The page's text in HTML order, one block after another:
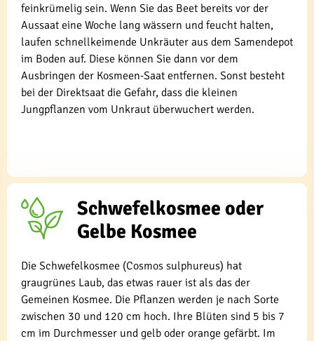
feinkrümelig sein. Wenn Sie das Beet bereits vor der
Aussaat eine Woche lang wässern und feucht halten,
laufen schnellkeimende Unkräuter aus dem Samendepot
im Boden auf. Diese können Sie dann vor dem
Ausbringen der Kosmeen-Saat entfernen. Sonst besteht
bei der Direktsaat die Gefahr, dass die kleinen
Jungpflanzen vom Unkraut überwuchert werden.
Schwefelkosmee oder
Gelbe Kosmee
Die Schwefelkosmee (Cosmos sulphureus) hat
graugrünes Laub, das etwas rauer ist als das der
Gemeinen Kosmee. Die Pflanzen werden je nach Sorte
zwischen 30 und 120 cm hoch. Ihre Blüten sind 5 bis 7
cm im Durchmesser und gelb oder orange gefärbt. Im